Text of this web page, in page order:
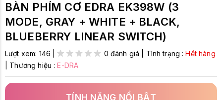
BÀN PHÍM CƠ EDRA EK398W (3
MODE, GRAY + WHITE + BLACK,
BLUEBERRY LINEAR SWITCH)
Lượt xem: 146 | 0 đánh giá Tình trạng :Hết hàng
Thương hiệu :E-DRA
TÍNH NĂNG NỔI BẬT